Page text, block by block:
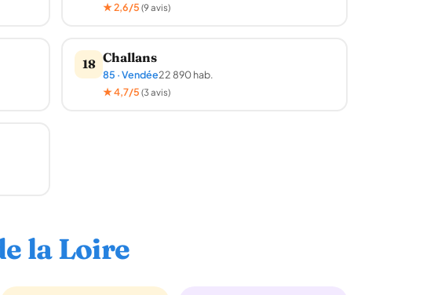
★ 2,6/5(9 avis)
18 Challans
85 · Vendée22 890 hab.
★ 4,7/5(3 avis)
la Loire